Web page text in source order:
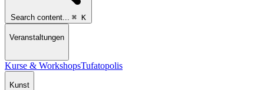
Search content... ⌘ K
Veranstaltungen
Kurse & WorkshopsTufatopolis
Kunst